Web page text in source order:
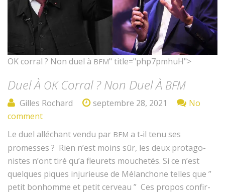
OK corral ? Non duel à BFM" title="php7pmhuH">
Duel À OKCorral ? Non Duel À BFM
Gilles Rochard septembre 28, 2021
No
comment
Le duel alléchant ven­du par BFM a t‑il tenu ses
promess­es ? Rien n’est moins sûr, les deux pro­tag­o­
nistes n’ont tiré qu’a fleurets mouchetés. Si ce n’est
quelques piques injurieuse de Mélan­chone telles que ”
petit bon­homme et petit cerveau ” Ces pro­pos con­fir­